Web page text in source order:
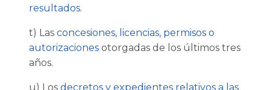
resultados.
t) Las concesiones, licencias, permisos o
autorizaciones otorgadas de los últimos tres
años.
u) Los decretos y expedientes relativos a las